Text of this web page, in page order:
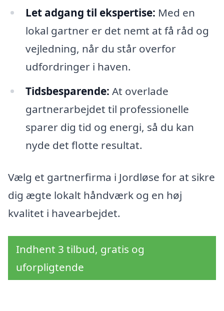
Let adgang til ekspertise: Med en
lokal gartner er det nemt at få råd og
vejledning, når du står overfor
udfordringer i haven.
Tidsbesparende: At overlade
gartnerarbejdet til professionelle
sparer dig tid og energi, så du kan
nyde det flotte resultat.
Vælg et gartnerfirma i Jordløse for at sikre
dig ægte lokalt håndværk og en høj
kvalitet i havearbejdet.
Indhent 3 tilbud, gratis og
uforpligtende